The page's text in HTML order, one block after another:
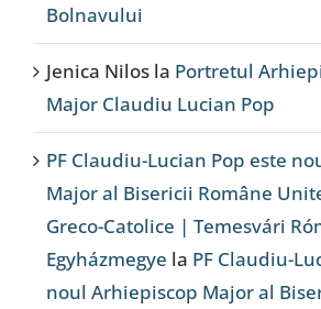
Bolnavului
Jenica Nilos la Portretul
Major Claudiu Lucian Pop
PF Claudiu-Lucian Pop este
Major al Bisericii Române
Greco-Catolice | Temesvári
Egyházmegye la PF Claudiu-
noul Arhiepiscop Major al